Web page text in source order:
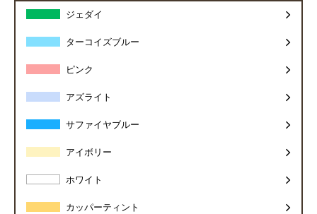
ジェダイ
ターコイズブルー
ピンク
アズライト
サファイヤブルー
アイボリー
ホワイト
カッパーティント